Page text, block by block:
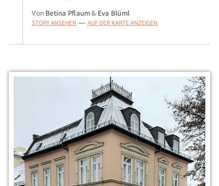
Von Betina Pflaum& Eva Blüml
STORY ANSEHEN — AUF DER KARTE ANZEIGEN